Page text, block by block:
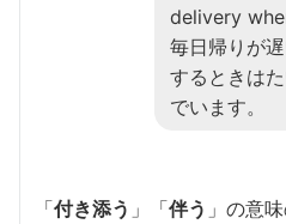
delivery
毎日帰りが
するときは
でいます。
「付き添う 」「伴う 」の意